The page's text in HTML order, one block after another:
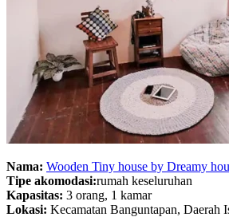
Nama: Wooden Tiny house by Dreamy
Tipe akomodasi:rumah keseluruhan
Kapasitas: 3 orang, 1 kamar
Lokasi: Kecamatan Banguntapan, Daerah